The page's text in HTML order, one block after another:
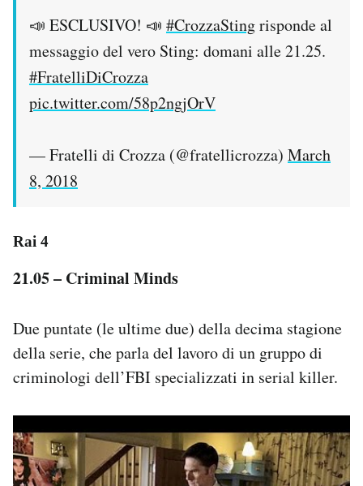
📣 ESCLUSIVO! 📣 #CrozzaStingrisponde al
messaggio del vero Sting: domani alle 21.25.
#FratelliDiCrozza
pic.twitter.com/58p2ngjOrV
— Fratelli di Crozza (@fratellicrozza) March
8, 2018
Rai 4
21.05 – Criminal Minds
Due puntate (le ultime due) della decima stagione
della serie, che parla del lavoro di un gruppo di
criminologi dell’FBI specializzati in serial killer.